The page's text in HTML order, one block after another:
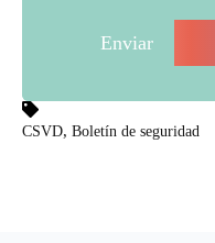
CSVD, Boletín de seguridad